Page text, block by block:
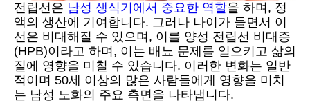
전립선은 남성 생식기에서 중요한 역할을 하며, 정
액의 생산에 기여합니다. 그러나 나이가 들면서 이
선은 비대해질 수 있으며, 이를 양성 전립선 비대증
(HPB)이라고 하며, 이는 배뇨 문제를 일으키고 삶의
질에 영향을 미칠 수 있습니다. 이러한 변화는 일반
적이며 50세 이상의 많은 사람들에게 영향을 미치
는 남성 노화의 주요 측면을 나타냅니다.